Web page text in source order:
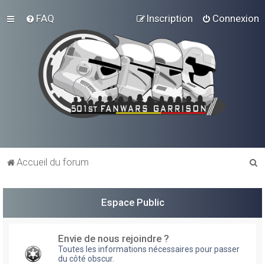
FAQ Connexion
Inscription
Accueil du forum
Espace Public
Envie de nous rejoindre ?
Toutes les informations nécessaires pour passer
du côté obscur.